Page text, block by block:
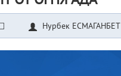
Нурбек ЕСМАГАНБЕТ